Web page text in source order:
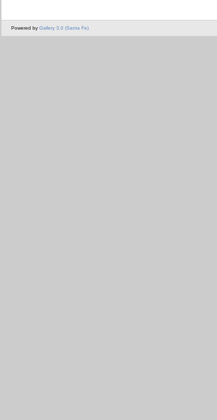
Powered by Gallery 3.0 (Santa Fe)